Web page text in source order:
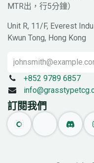
MTR出，行5分鐘）
Unit R, 11/F, Everest
Kwun Tong, Hong Kong
+852 9789 6857
訂閱我們